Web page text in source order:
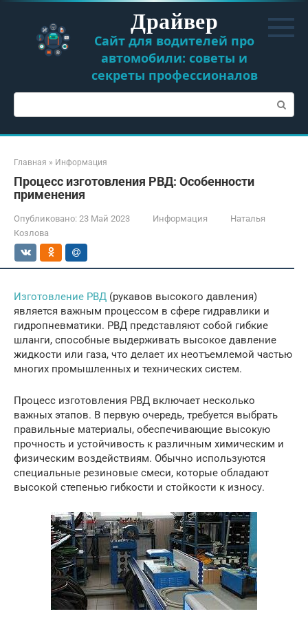
Перейти
контенту
Драйвер
Сайт для водителей про
автомобили: советы и
секреты профессионалов
Поиск:
Главная » Информация
Процесс изготовления РВД: Особенности
применения
Опубликовано: 23 Май 2023 Информация
Наталья
Козлова
Изготовление РВД (рукавов высокого давления)
является важным процессом в сфере гидравлики и
гидропневматики. РВД представляют собой гибкие
шланги, способные выдерживать высокое давление
жидкости или газа, что делает их неотъемлемой частью
многих промышленных и технических систем.
Процесс изготовления РВД включает несколько
важных этапов. В первую очередь, требуется выбрать
правильные материалы, обеспечивающие высокую
прочность и устойчивость к различным химическим и
физическим воздействиям. Обычно используются
специальные резиновые смеси, которые обладают
высокой степенью гибкости и стойкости к износу.